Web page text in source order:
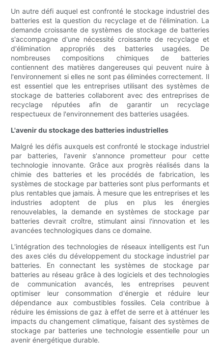
Un autre défi auquel est confronté le stockage industriel des
batteries est la question du recyclage et de l'élimination. La
demande croissante de systèmes de stockage de batteries
s'accompagne d'une nécessité croissante de recyclage et
d'élimination appropriés des batteries usagées. De
nombreuses compositions chimiques de batteries
contiennent des matières dangereuses qui peuvent nuire à
l'environnement si elles ne sont pas éliminées correctement. Il
est essentiel que les entreprises utilisant des systèmes de
stockage de batteries collaborent avec des entreprises de
recyclage réputées afin de garantir un recyclage
respectueux de l'environnement des batteries usagées.
L'avenir du stockage des batteries industrielles
Malgré les défis auxquels est confronté le stockage industriel
par batteries, l'avenir s'annonce prometteur pour cette
technologie innovante. Grâce aux progrès réalisés dans la
chimie des batteries et les procédés de fabrication, les
systèmes de stockage par batteries sont plus performants et
plus rentables que jamais. À mesure que les entreprises et les
industries adoptent de plus en plus les énergies
renouvelables, la demande en systèmes de stockage par
batteries devrait croître, stimulant ainsi l'innovation et les
avancées technologiques dans ce domaine.
L'intégration des technologies de réseaux intelligents est l'un
des axes clés du développement du stockage industriel par
batteries. En connectant les systèmes de stockage par
batteries au réseau grâce à des logiciels et des technologies
de communication avancés, les entreprises peuvent
optimiser leur consommation d'énergie et réduire leur
dépendance aux combustibles fossiles. Cela contribue à
réduire les émissions de gaz à effet de serre et à atténuer les
impacts du changement climatique, faisant des systèmes de
stockage par batteries une technologie essentielle pour un
avenir énergétique durable.